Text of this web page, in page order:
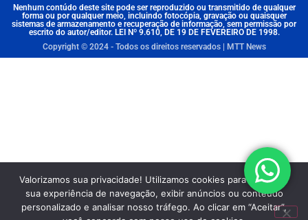
Nenhum contúdo deste site pode ser reproduzido ou transmitido de qualquer
forma ou por qualquer meio, incluindo fotocópia, gravação ou quaisquer
sistemas de armazenamento e recuperação de informação, sem permissão por
escrito do autor/editor. LEI Nº 9.610, DE 19 DE FEVEREIRO DE 1998.
Copyright © 2024 - Todos os direitos reservados | MTT News
Valorizamos sua privacidade! Utilizamos cookies para aprimorar
sua experiência de navegação, exibir anúncios ou conteúdo
personalizado e analisar nosso tráfego. Ao clicar em “Aceitar”,